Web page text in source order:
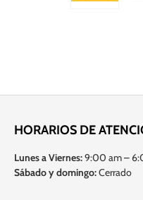
HORARIOS DE
Lunes a Viernes:9:00 am –
Sábado y domingo:Cerrado